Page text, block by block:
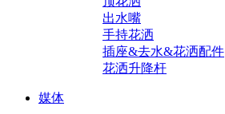
出水嘴
手持花洒
插座&去水&花洒配件
花洒升降杆
媒体